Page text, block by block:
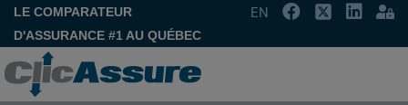
LE COMPARATEUR
D'ASSURANCE #1 AU QUÉBEC
EN